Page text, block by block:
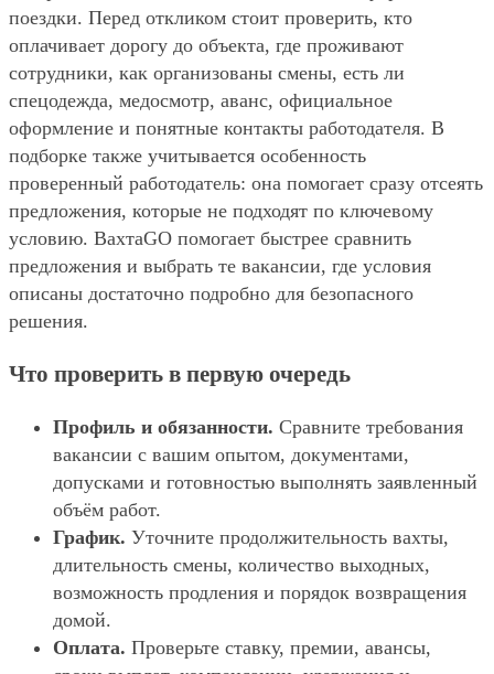
поездки. Перед откликом стоит проверить, кто
оплачивает дорогу до объекта, где проживают
сотрудники, как организованы смены, есть ли
спецодежда, медосмотр, аванс, официальное
оформление и понятные контакты работодателя. В
подборке также учитывается особенность
проверенный работодатель: она помогает сразу отсеять
предложения, которые не подходят по ключевому
условию. ВахтаGO помогает быстрее сравнить
предложения и выбрать те вакансии, где условия
описаны достаточно подробно для безопасного
решения.
Что проверить в первую очередь
Профиль и обязанности. Сравните требования
вакансии с вашим опытом, документами,
допусками и готовностью выполнять заявленный
объём работ.
График. Уточните продолжительность вахты,
длительность смены, количество выходных,
возможность продления и порядок возвращения
домой.
Оплата. Проверьте ставку, премии, авансы,